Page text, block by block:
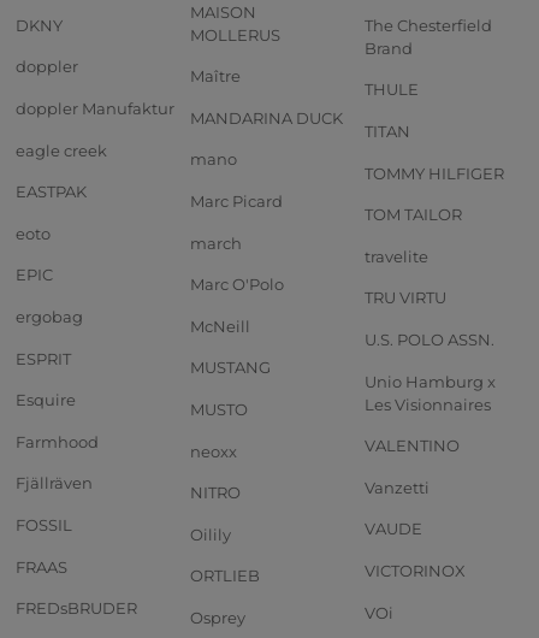
DKNY
doppler
doppler Manufaktur
eagle creek
EASTPAK
eoto
EPIC
ergobag
ESPRIT
Esquire
Farmhood
Fjällräven
FOSSIL
FRAAS
FREDsBRUDER
MAISON
MOLLERUS
Maître
MANDARINA DUCK
mano
Marc Picard
march
Marc O'Polo
McNeill
MUSTANG
MUSTO
neoxx
NITRO
Oilily
ORTLIEB
Osprey
The Chesterfield
Brand
THULE
TITAN
TOMMY HILFIGER
TOM TAILOR
travelite
TRU VIRTU
U.S. POLO ASSN.
Unio Hamburg x
Les Visionnaires
VALENTINO
Vanzetti
VAUDE
VICTORINOX
VOi